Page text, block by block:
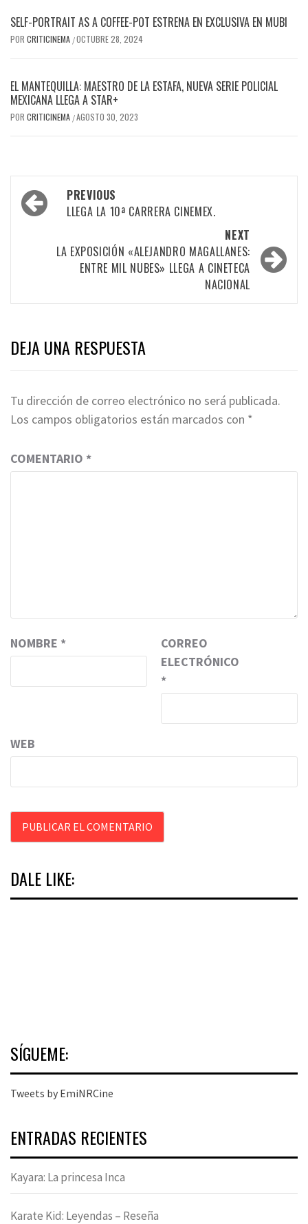
SELF-PORTRAIT AS A COFFEE-POT ESTRENA EN EXCLUSIVA EN MUBI
POR CRITICINEMA /OCTUBRE 28, 2024
EL MANTEQUILLA: MAESTRO DE LA ESTAFA, NUEVA SERIE POLICIAL
MEXICANA LLEGA A STAR+
POR CRITICINEMA /AGOSTO 30, 2023
Post
navigation
PREVIOUS
LLEGA LA 10ª CARRERA CINEMEX.
NEXT
LA EXPOSICIÓN «ALEJANDRO MAGALLANES:
ENTRE MIL NUBES» LLEGA A CINETECA
NACIONAL
DEJA UNA RESPUESTA
Tu dirección de correo electrónico no será publicada.
Los campos obligatorios están marcados con *
COMENTARIO *
NOMBRE *
CORREO
ELECTRÓNICO
*
WEB
DALE LIKE:
SÍGUEME:
Tweets by EmiNRCine
ENTRADAS RECIENTES
Kayara: La princesa Inca
Karate Kid: Leyendas – Reseña